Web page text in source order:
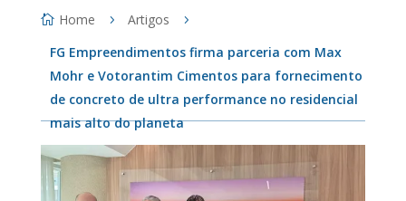
Home
Artigos
FG Empreendimentos firma parceria com Max
Mohr e Votorantim Cimentos para fornecimento
de concreto de ultra performance no residencial
mais alto do planeta